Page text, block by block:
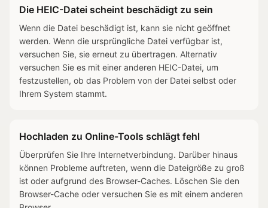
Die HEIC-Datei scheint beschädigt zu sein
Wenn die Datei beschädigt ist, kann sie nicht geöffnet
werden. Wenn die ursprüngliche Datei verfügbar ist,
versuchen Sie, sie erneut zu übertragen. Alternativ
versuchen Sie es mit einer anderen HEIC-Datei, um
festzustellen, ob das Problem von der Datei selbst oder
Ihrem System stammt.
Hochladen zu Online-Tools schlägt fehl
Überprüfen Sie Ihre Internetverbindung. Darüber hinaus
können Probleme auftreten, wenn die Dateigröße zu groß
ist oder aufgrund des Browser-Caches. Löschen Sie den
Browser-Cache oder versuchen Sie es mit einem anderen